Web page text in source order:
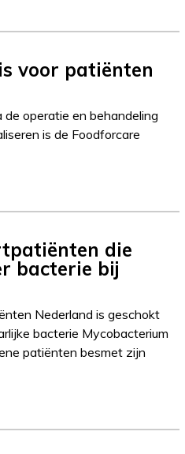
voor patiënten
operatie en behandeling
is de Foodforcare
die
bacterie bij
Nederland is geschokt
bacterie Mycobacterium
patiënten besmet zijn